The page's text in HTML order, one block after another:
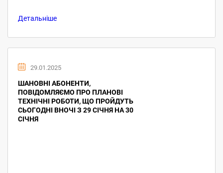
Детальніше
29.01.2025
ШАНОВНІ АБОНЕНТИ,
ПОВІДОМЛЯЄМО ПРО ПЛАНОВІ
ТЕХНІЧНІ РОБОТИ, ЩО ПРОЙДУТЬ
СЬОГОДНІ ВНОЧІ З 29 СІЧНЯ НА 30
СІЧНЯ